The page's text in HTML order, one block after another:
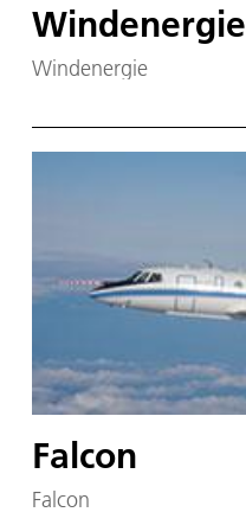
Windenergie
Windenergie
Falcon
Falcon